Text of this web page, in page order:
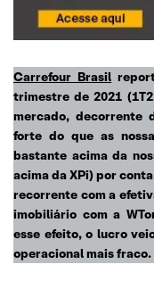
Carrefour Brasil
trimestre de 2021
mercado, decorrente
forte do que as
bastante acima da
acima da XPi) por
recorrente com a
imobiliário com a
esse efeito, o lucro
operacional mais fraco.